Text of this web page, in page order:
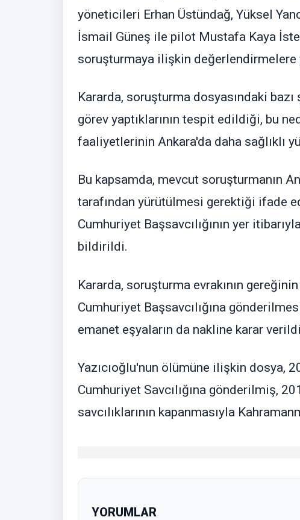
yöneticileri Erhan Üstündağ, Yüksel
İsmail Güneş ile pilot Mustafa Kaya
soruşturmaya ilişkin değerlendirmelere
Kararda, soruşturma dosyasındaki
görev yaptıklarının tespit edildiği, bu
faaliyetlerinin Ankara'da daha sağlıklı
Bu kapsamda, mevcut soruşturmanın
tarafından yürütülmesi gerektiği ifade
Cumhuriyet Başsavcılığının yer
bildirildi.
Kararda, soruşturma evrakının
Cumhuriyet Başsavcılığına
emanet eşyaların da nakline karar
Yazıcıoğlu'nun ölümüne ilişkin dosya,
Cumhuriyet Savcılığına gönderilmiş,
savcılıklarının kapanmasıyla
YORUMLAR